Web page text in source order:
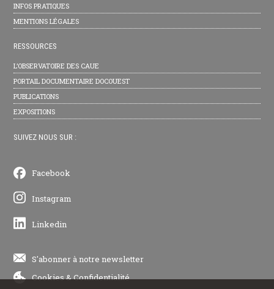
INFOS PRATIQUES
MENTIONS LÉGALES
RESSOURCES
L’OBSERVATOIRE DES CAUE
PORTAIL DOCUMENTAIRE DOCOUEST
PUBLICATIONS
EXPOSITIONS
SUIVEZ NOUS SUR :
Facebook
Instagram
Linkedin
S'abonner à notre newsletter
Cookies&Confidentialité